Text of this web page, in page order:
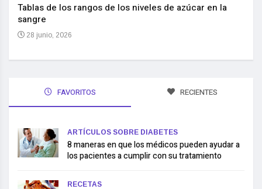
Tablas de los rangos de los niveles de azúcar en la
sangre
28 junio, 2026
FAVORITOS RECIENTES
ARTÍCULOS SOBRE DIABETES
8 maneras en que los médicos pueden ayudar a
los pacientes a cumplir con su tratamiento
RECETAS